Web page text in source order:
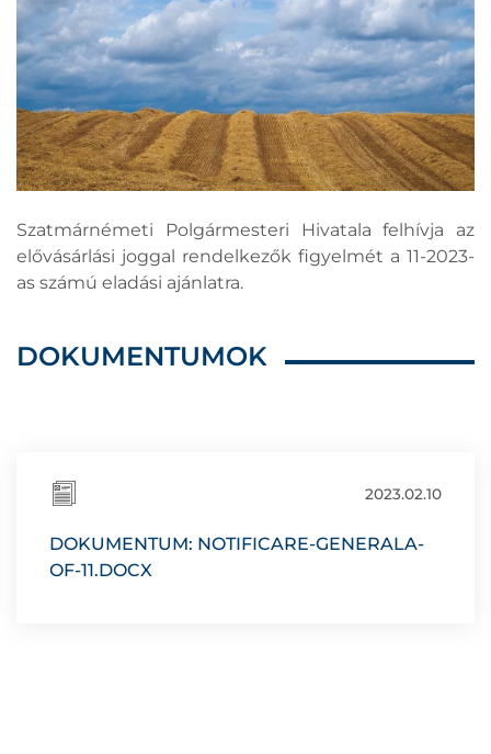
Szatmárnémeti Polgármesteri Hivatala felhívja az
elővásárlási joggal rendelkezők figyelmét a 11-2023-
as számú eladási ajánlatra.
DOKUMENTUMOK
2023.02.10
DOKUMENTUM: NOTIFICARE-GENERALA-
OF-11.DOCX